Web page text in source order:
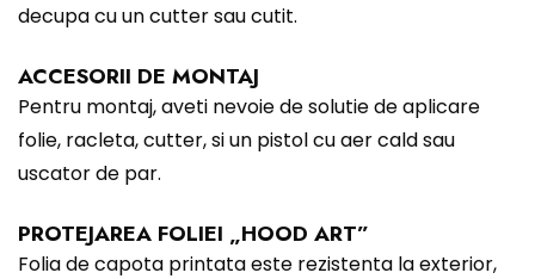
decupa cu un cutter sau cutit.
ACCESORII DE MONTAJ
Pentru montaj, aveti nevoie de solutie de aplicare
folie, racleta, cutter, si un pistol cu aer cald sau
uscator de par.
PROTEJAREA FOLIEI „HOOD ART”
Folia de capota printata este rezistenta la exterior,